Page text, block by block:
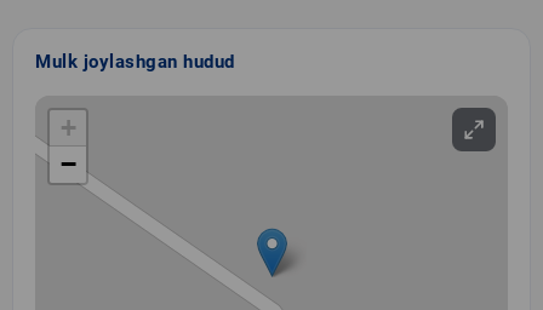
Mulk joylashgan hudud
+
−